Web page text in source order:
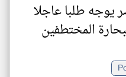
يوجه طلبا عاجلا
المختطفين